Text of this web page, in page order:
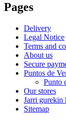
Pages
Delivery
Legal Notice
Terms and
About us
Secure
Puntos de
Punto
Our stores
Jarri gurekin
Sitemap